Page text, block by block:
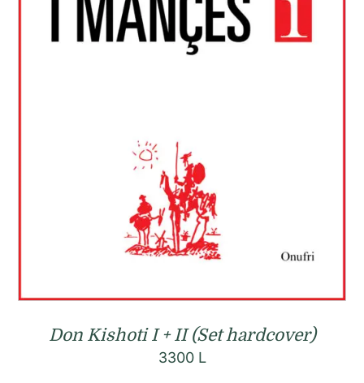
Don Kishoti I + II (Set hardcover)
3300 L